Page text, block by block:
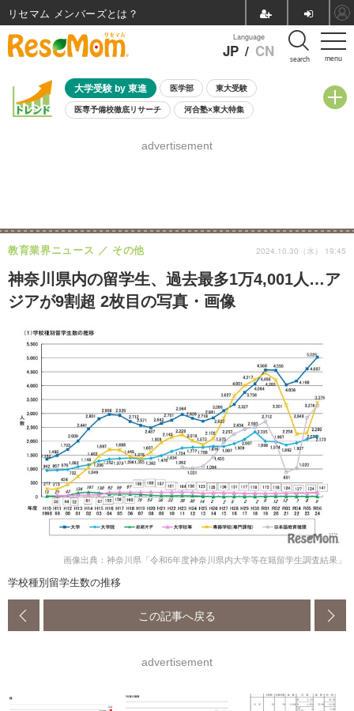
menu
Language
JP / CN search
大学受験 by 東進 医学部 東大受験
医専予備校徹底リサーチ 河合塾×東大特集
8月開催学校説明会・相談会
advertisement
神奈川県内の留学生、過去最多1万4,001人…ア
ジアが9割超 2枚目の写真・画像
教育業界ニュース その他 2024.10.30（水） 19:45
画像出典：神奈川県「令和6年度神奈川県内大学等在籍留学生調査結果」
学校種別留学生数の推移
この記事へ戻る
advertisement
リセマム メンバーズ